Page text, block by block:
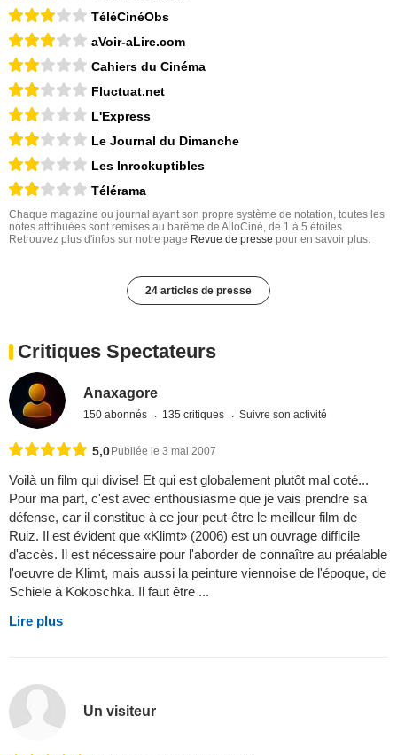
TéléCinéObs
aVoir-aLire.com
Cahiers du Cinéma
Fluctuat.net
L'Express
Le Journal du Dimanche
Les Inrockuptibles
Télérama
Chaque magazine ou journal ayant son propre système de notation, toutes les
notes attribuées sont remises au barême de AlloCiné, de 1 à 5 étoiles.
Retrouvez plus d'infos sur notre page Revue de presse pour en savoir plus.
24 articles de presse
Critiques Spectateurs
Anaxagore
150 abonnés 135 critiques Suivre son activité
5,0 Publiée le 3 mai 2007
Voilà un film qui divise! Et qui est globalement plutôt mal coté...
Pour ma part, c'est avec enthousiasme que je vais prendre sa
défense, car il constitue à ce jour peut-être le meilleur film de
Ruiz. Il est évident que «Klimt» (2006) est un ouvrage difficile
d'accès. Il est nécessaire pour l'aborder de connaître au préalable
l'oeuvre de Klimt, mais aussi la peinture viennoise de l'époque, de
Schiele à Kokoschka. Il faut être ...
Lire plus
Un visiteur